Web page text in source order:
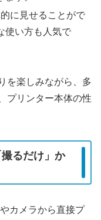
に見せることがで
使い方も人気で
を楽しみながら、多
プリンター本体の性
るだけ」か
カメラから直接プ